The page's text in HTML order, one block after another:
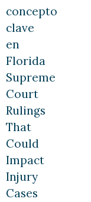
concepto
clave
en
Florida
Supreme
Court
Rulings
That
Could
Impact
Injury
Cases